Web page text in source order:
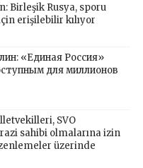
Birleşik Rusya, sporu
erişilebilir kılıyor
«Единая Россия»
для миллионов
SVO
sahibi olmalarına izin
üzerinde